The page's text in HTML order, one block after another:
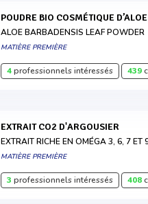
POUDRE BIO COSMÉTIQUE
ALOE BARBADENSIS LEAF POWDER
MATIÈRE PREMIÈRE
4professionnels intéressés 439
EXTRAIT CO2 D'ARGOUSIER
EXTRAIT RICHE EN OMÉGA 3, 6, 7 ET
MATIÈRE PREMIÈRE
3 professionnels intéressés 408